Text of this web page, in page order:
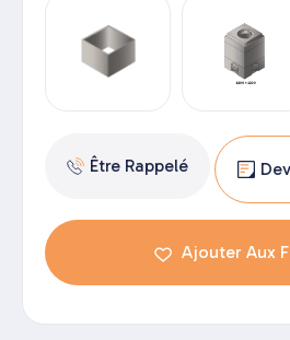
Être Rappelé
Ajouter Aux